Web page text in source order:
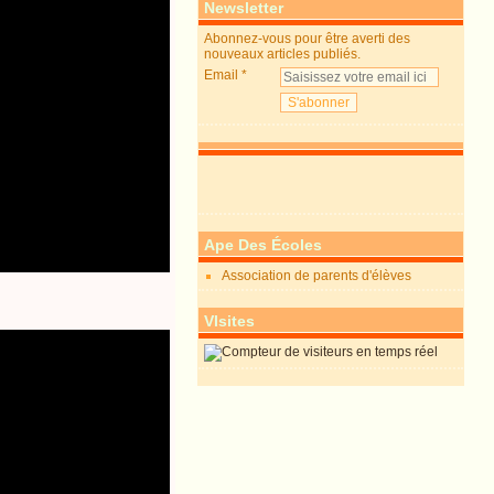
Newsletter
Abonnez-vous pour être averti des
nouveaux articles publiés.
Email
Ape Des Écoles
Association de parents d'élèves
VIsites